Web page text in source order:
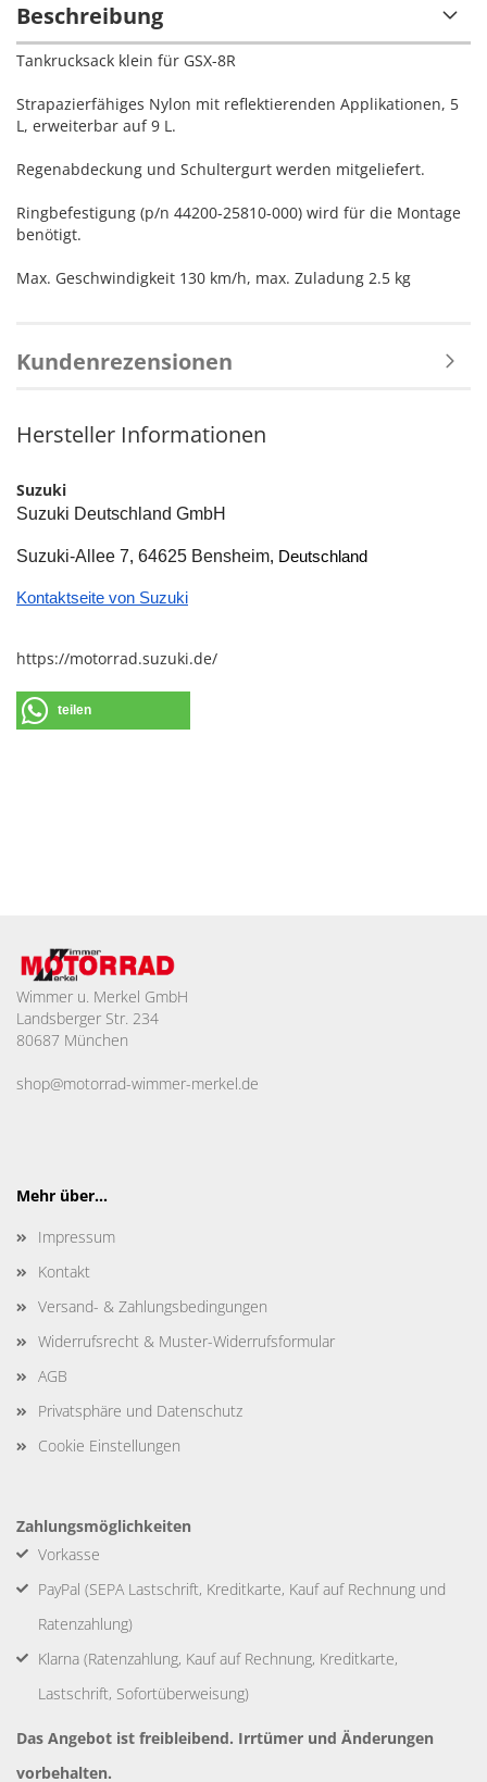
Beschreibung
Tankrucksack klein für GSX-8R
Strapazierfähiges Nylon mit reflektierenden Applikationen, 5
L, erweiterbar auf 9 L.
Regenabdeckung und Schultergurt werden mitgeliefert.
Ringbefestigung (p/n 44200-25810-000) wird für die Montage
benötigt.
Max. Geschwindigkeit 130 km/h, max. Zuladung 2.5 kg
Kundenrezensionen
Hersteller Informationen
Suzuki
Suzuki Deutschland GmbH
Suzuki-Allee 7, 64625 Bensheim, Deutschland
Kontaktseite von Suzuki
https://motorrad.suzuki.de/
teilen
Wimmer u. Merkel GmbH
Landsberger Str. 234
80687 München
shop@motorrad-wimmer-merkel.de
Mehr über...
Impressum
Kontakt
Versand- & Zahlungsbedingungen
Widerrufsrecht & Muster-Widerrufsformular
AGB
Privatsphäre und Datenschutz
Cookie Einstellungen
Zahlungsmöglichkeiten
Vorkasse
PayPal (SEPA Lastschrift, Kreditkarte, Kauf auf Rechnung und
Ratenzahlung)
Klarna (Ratenzahlung, Kauf auf Rechnung, Kreditkarte,
Lastschrift, Sofortüberweisung)
Das Angebot ist freibleibend. Irrtümer und Änderungen
vorbehalten.